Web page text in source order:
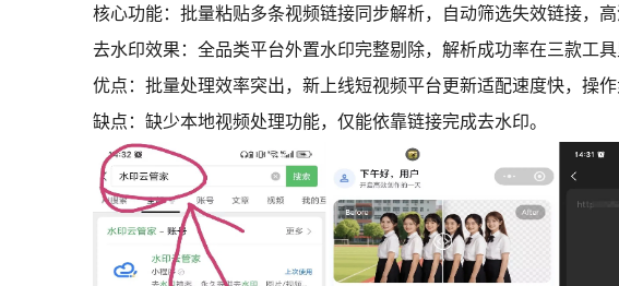
核心功能：批量粘贴多条视频链接同步解析，自动筛选失效链接，
去水印效果：全品类平台外置水印完整剔除，解析成功率在三款工具
优点：批量处理效率突出，新上线短视频平台更新适配速度快，操作
缺点：缺少本地视频处理功能，仅能依靠链接完成去水印。